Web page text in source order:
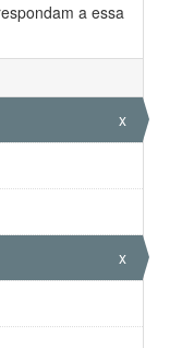
a essa
x
x